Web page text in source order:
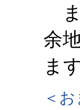
ま
余
ま
＜